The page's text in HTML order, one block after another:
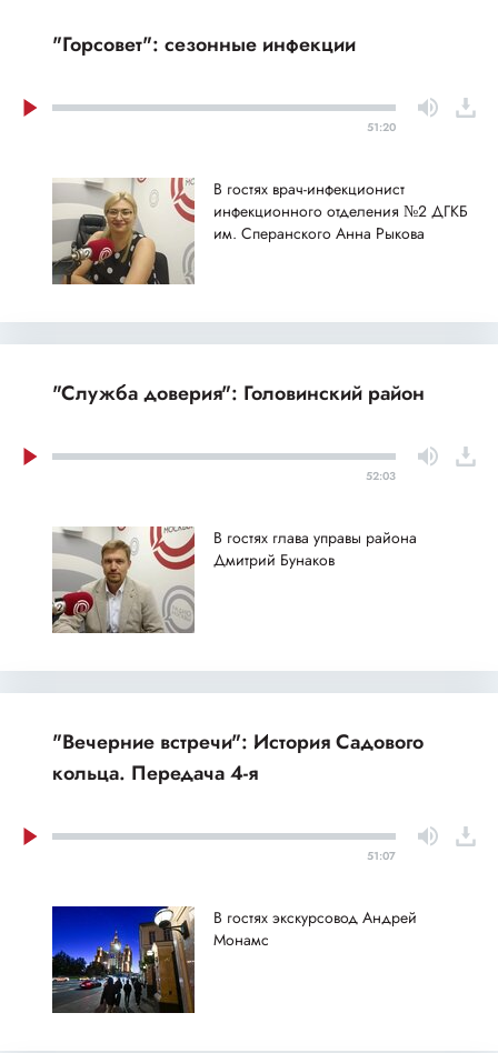
"Горсовет": сезонные инфекции
51:20
В гостях врач-инфекционист
инфекционного отделения №2 ДГКБ
им. Сперанского Анна Рыкова
"Служба доверия": Головинский район
52:03
В гостях глава управы района
Дмитрий Бунаков
"Вечерние встречи": История Садового
кольца. Передача 4-я
51:07
В гостях экскурсовод Андрей
Монамс